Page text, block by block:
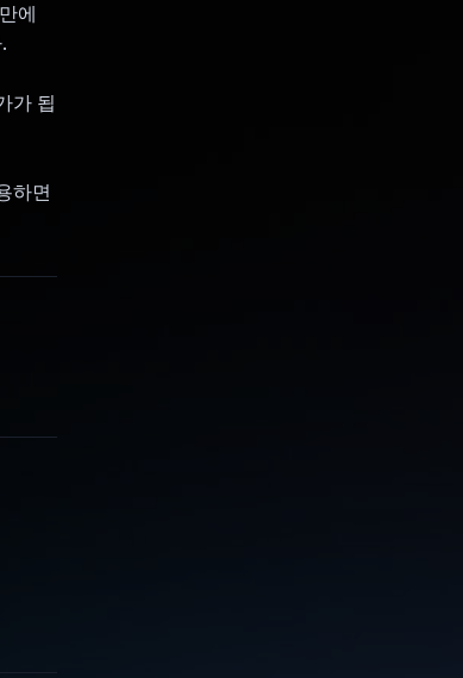
에
가 됩
하면